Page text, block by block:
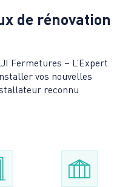
de rénovation
Fermetures – L’Expert
vos nouvelles
reconnu